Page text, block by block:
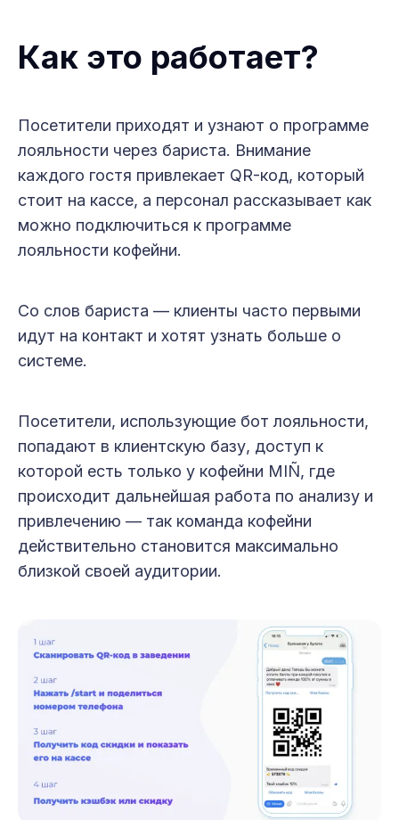
Как это работает?
Посетители приходят и узнают о программе
лояльности через бариста. Внимание
каждого гостя привлекает QR-код, который
стоит на кассе, а персонал рассказывает как
можно подключиться к программе
лояльности кофейни.
Со слов бариста — клиенты часто первыми
идут на контакт и хотят узнать больше о
системе.
Посетители, использующие бот лояльности,
попадают в клиентскую базу, доступ к
которой есть только у кофейни MIÑ, где
происходит дальнейшая работа по анализу и
привлечению — так команда кофейни
действительно становится максимально
близкой своей аудитории.